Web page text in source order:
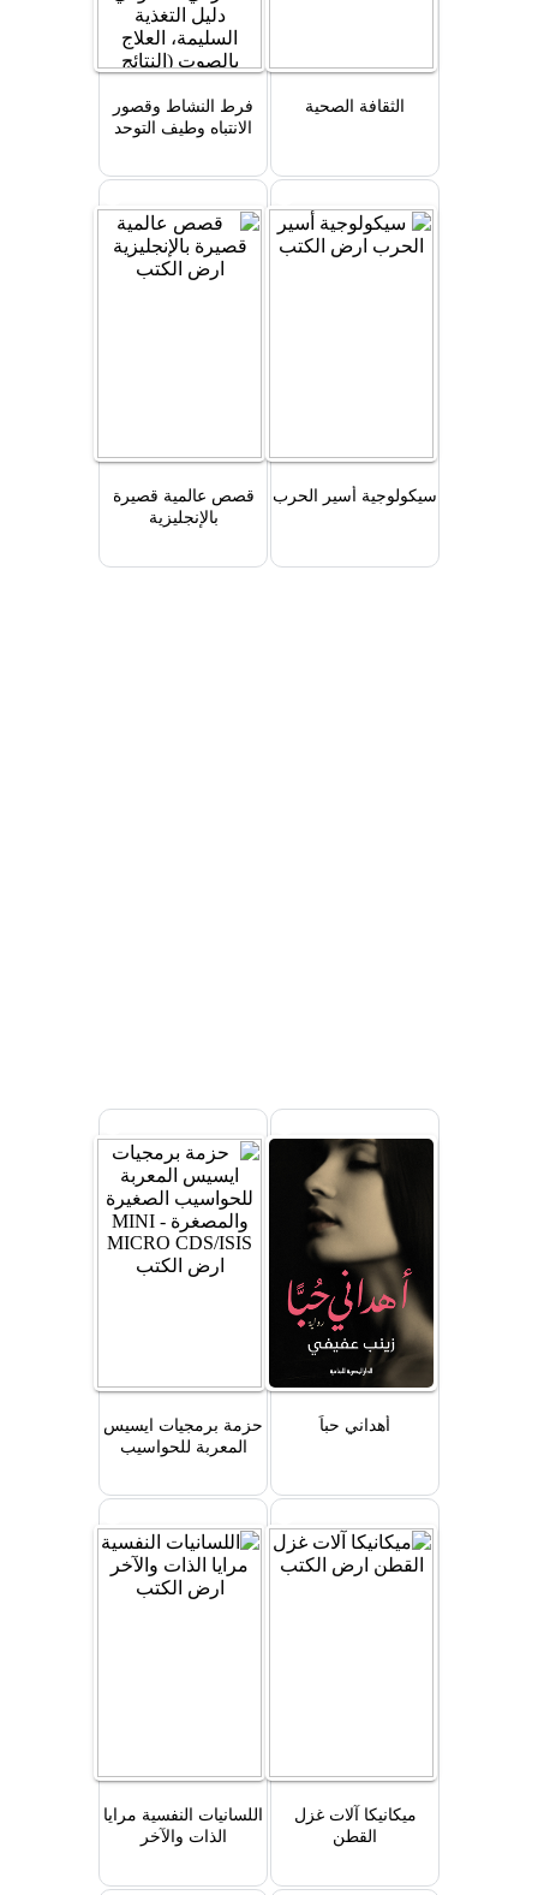
الثقافة الصحية
فرط النشاط وقصور
الانتباه وطيف التوحد
الأعراض الحقيقية،
المعرفي السلوكي،
دليل التغذية السليمة،
العلاج بالصوت (النتائج
الرائعة للعلاج بالصوت
سيكولوجية أسير الحرب
قصص عالمية قصيرة
بالإنجليزية
أهداني حباً
حزمة برمجيات ايسيس
المعربة للحواسيب
ميكانيكا آلات غزل
القطن
اللسانيات النفسية مرايا
الذات والآخر